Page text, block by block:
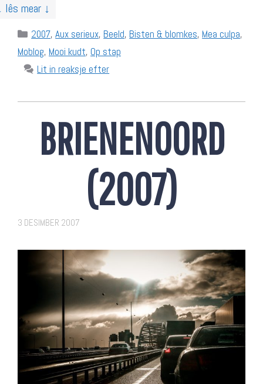
lês mear ↓
Categories
2007,Aux serieux, Beeld, Bisten & blomkes, Mea culpa,
Moblog, Mooi kudt, Op stap
Lit in reaksje efter
BRIENENOORD
(2007)
3 DESIMBER 2007